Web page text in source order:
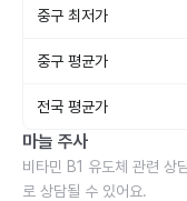
중구 최저가
중구 평균가
전국 평균가
마늘 주사
비타민 B1 유도체 관련 상
로 상담될 수 있어요.